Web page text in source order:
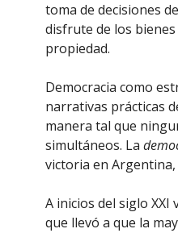
toma de decisiones
disfrute de los bienes
propiedad.
Democracia como
narrativas prácticas
manera tal que
simultáneos. La
victoria en
A inicios del siglo
que llevó a que la